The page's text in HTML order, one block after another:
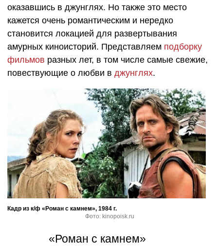
оказавшись в джунглях. Но также это место
кажется очень романтическим и нередко
становится локацией для развертывания
амурных киноисторий. Представляем подборку
фильмов разных лет, в том числе самые свежие,
повествующие о любви в джунглях.
Кадр из к/ф «Роман с камнем», 1984 г.
Фото: kinopoisk.ru
«Роман с камнем»